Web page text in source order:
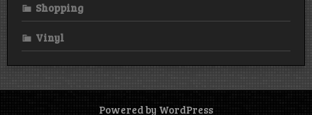
Shopping
Vinyl
Powered by WordPress